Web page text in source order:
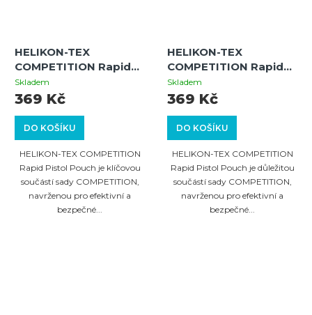
HELIKON-TEX
COMPETITION Rapid
Pistol Pouch -
Adaptive Green
Skladem
DO KOŠÍKU
369 Kč
HELIKON-TEX COMPETITION
Rapid Pistol Pouch je klíčovou
součástí sady COMPETITION,
navrženou pro efektivní a
bezpečné...
HELIKON-TEX
COMPETITION Rapid
Pistol Pouch - Coyote
Skladem
DO KOŠÍKU
369 Kč
HELIKON-TEX COMPETITION
Rapid Pistol Pouch je důležitou
součástí sady COMPETITION,
navrženou pro efektivní a
bezpečné...